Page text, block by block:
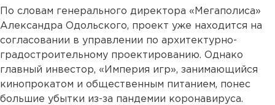
По словам генерального директора «Мегаполиса»
Александра Одольского, проект уже находится на
согласовании в управлении по архитектурно-
градостроительному проектированию. Однако
главный инвестор, «Империя игр», занимающийся
кинопрокатом и общественным питанием, понес
большие убытки из-за пандемии коронавируса.